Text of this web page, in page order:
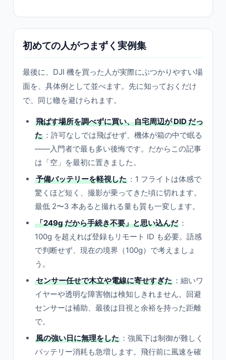
初めての人がつまずく実例集
最後に、DJI 機を買った人が実際にぶつかりやすい場
面を、具体例として並べます。先に知っておくだけ
で、同じ轍を避けられます。
飛ばす場所を調べずに買い、自宅周辺が DID だっ
た ：許可なしでは飛ばせず、機体が箱の中で眠る
——入門者で最も多い後悔です。だからこの記事
は「空」を最初に置きました。
予備バッテリーを軽視した ：1 フライトは体感で
驚くほど短く、撮影が乗ってきた頃に切れます。
最低 2〜3 本あると撮れる量も質も一変します。
「249g だから手続き不要」と思い込んだ ：
100g を超えれば登録もリモート ID も必要。語感
で判断せず、現在の境界（100g）で考えましょ
う。
センサー任せで木立や電線に寄せすぎた ：細いワ
イヤーや透明な障害物は検知しきれません。回避
センサーは補助、最後は目視と余裕を持った距離
で。
風の強い日に無理をした ：強風下は制御が難しく
バッテリー消耗も急増します。飛行前に風速を確